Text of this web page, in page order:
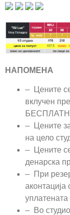
НАПОМЕНА
– Цените
вклучен
– Цените
на цело
– Цените
денарска
– При
аконтација
уплатената
– Во